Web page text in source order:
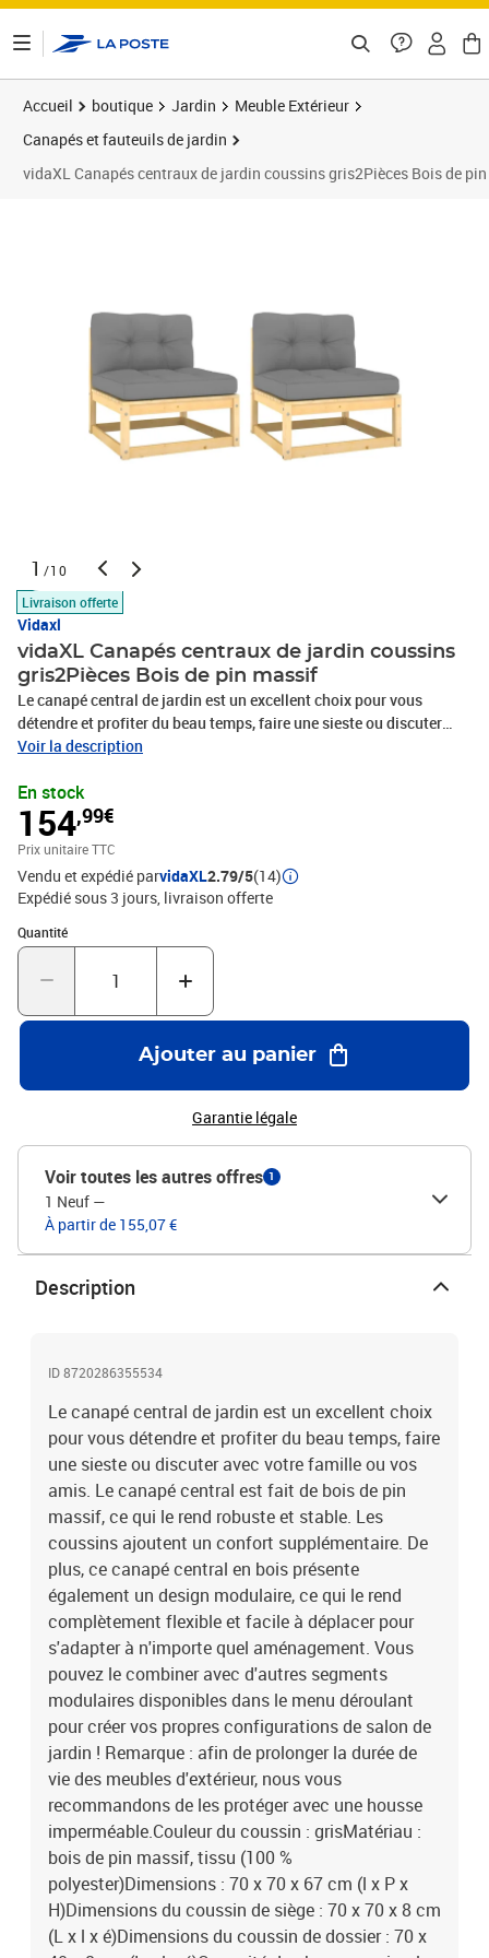
Accueil boutique Jardin
Meuble Extérieur
Canapés et fauteuils de jardin
vidaXL Canapés centraux de jardin coussins gris2Pièces Bois de
1 /10
Livraison offerte
Vidaxl
vidaXL Canapés centraux de jardin coussins
gris2Pièces Bois de pin massif
Le canapé central de jardin est un excellent choix pour vous
détendre et profiter du beau temps, faire une sieste ou discuter
avec votre famille ou vos amis. Le canapé central est fait de bois
ajoutent un confort supplémentaire. De plus, ce canapé central en
bois présente également un design modulaire, ce qui le rend
complètement flexible et facile à déplacer pour s'adapter à
n'importe quel aménagement. Vous pouvez le combiner avec
d'autres segments modulaires disponibles dans le menu déroulant
pour créer vos propres configurations de salon de jardin !
Remarque : afin de prolonger la durée de vie des meubles
d'extérieur, nous vous recommandons de les protéger avec une
housse imperméable.Couleur du coussin : grisMatériau : bois de
P x H)Dimensions du coussin de siège : 70 x 70 x 8 cm (L x l x
é)Dimensions du coussin de dossier : 70 x 40 x 8 cm (L x l x
é)Capacité de charge maximale (par siège) : 110 kgL'assemblage
est requisLa livraison contient :2 x canapé central2 x coussin de
siège2 x coussin de dossier
Voir la description
En stock
154,99€
Prix unitaire TTC
Vendu et expédié parvidaXL2.79/5(14)
Expédié sous 3 jours livraison offerte
Quantité
Quantité : 1
Ajouter au panier
Garantie légale
Voir toutes les autres offres 1
1 Neuf —
À partir de 155,07 €
Description
ID 8720286355534
Le canapé central de jardin est un excellent choix
pour vous détendre et profiter du beau temps, faire
une sieste ou discuter avec votre famille ou vos
amis. Le canapé central est fait de bois de pin
massif, ce qui le rend robuste et stable. Les
coussins ajoutent un confort supplémentaire. De
plus, ce canapé central en bois présente
également un design modulaire, ce qui le rend
complètement flexible et facile à déplacer pour
s'adapter à n'importe quel aménagement. Vous
pouvez le combiner avec d'autres segments
modulaires disponibles dans le menu déroulant
pour créer vos propres configurations de salon de
jardin ! Remarque : afin de prolonger la durée de
vie des meubles d'extérieur, nous vous
recommandons de les protéger avec une housse
imperméable.Couleur du coussin : grisMatériau :
bois de pin massif, tissu (100 %
polyester)Dimensions : 70 x 70 x 67 cm (l x P x
H)Dimensions du coussin de siège : 70 x 70 x 8 cm
(L x l x é)Dimensions du coussin de dossier : 70 x